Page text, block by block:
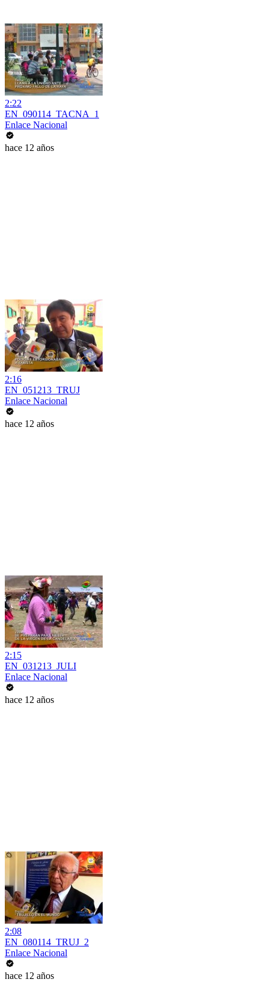
2:22
EN_090114_TACNA_1
Enlace Nacional
hace 12 años
2:16
EN_051213_TRUJ
Enlace Nacional
hace 12 años
2:15
EN_031213_JULI
Enlace Nacional
hace 12 años
2:08
EN_080114_TRUJ_2
Enlace Nacional
hace 12 años